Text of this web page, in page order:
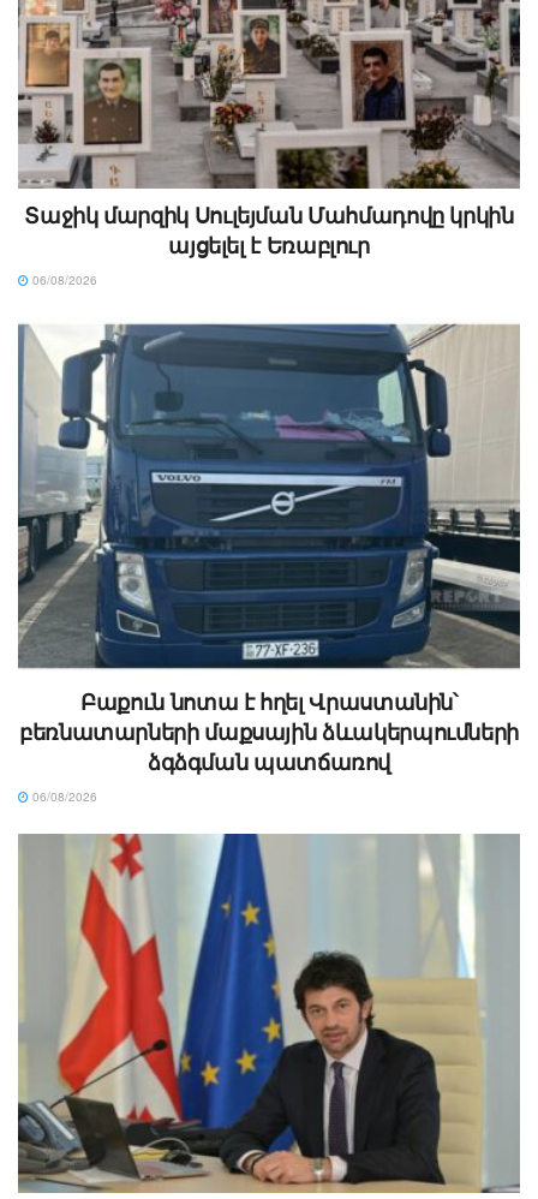
Տաջիկ մարզիկ Սուլեյման Մահմադովը կրկին
այցելել է Եռաբլուր
06/08/2026
Բաքուն նոտա է հղել Վրաստանին՝
բեռնատարների մաքսային ձևակերպումների
ձգձգման պատճառով
06/08/2026